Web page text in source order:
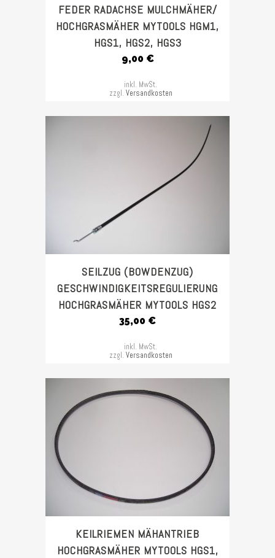
FEDER RADACHSE MULCHMÄHER/
HOCHGRASMÄHER MYTOOLS HGM1,
HGS1, HGS2, HGS3
9,00 €
inkl. MwSt.
zzgl. Versandkosten
SEILZUG (BOWDENZUG)
GESCHWINDIGKEITSREGULIERUNG
HOCHGRASMÄHER MYTOOLS HGS2
35,00 €
inkl. MwSt.
zzgl. Versandkosten
KEILRIEMEN MÄHANTRIEB
HOCHGRASMÄHER MYTOOLS HGS1,